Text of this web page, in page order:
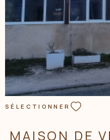
SÉLECTIONNER
MAISON DE